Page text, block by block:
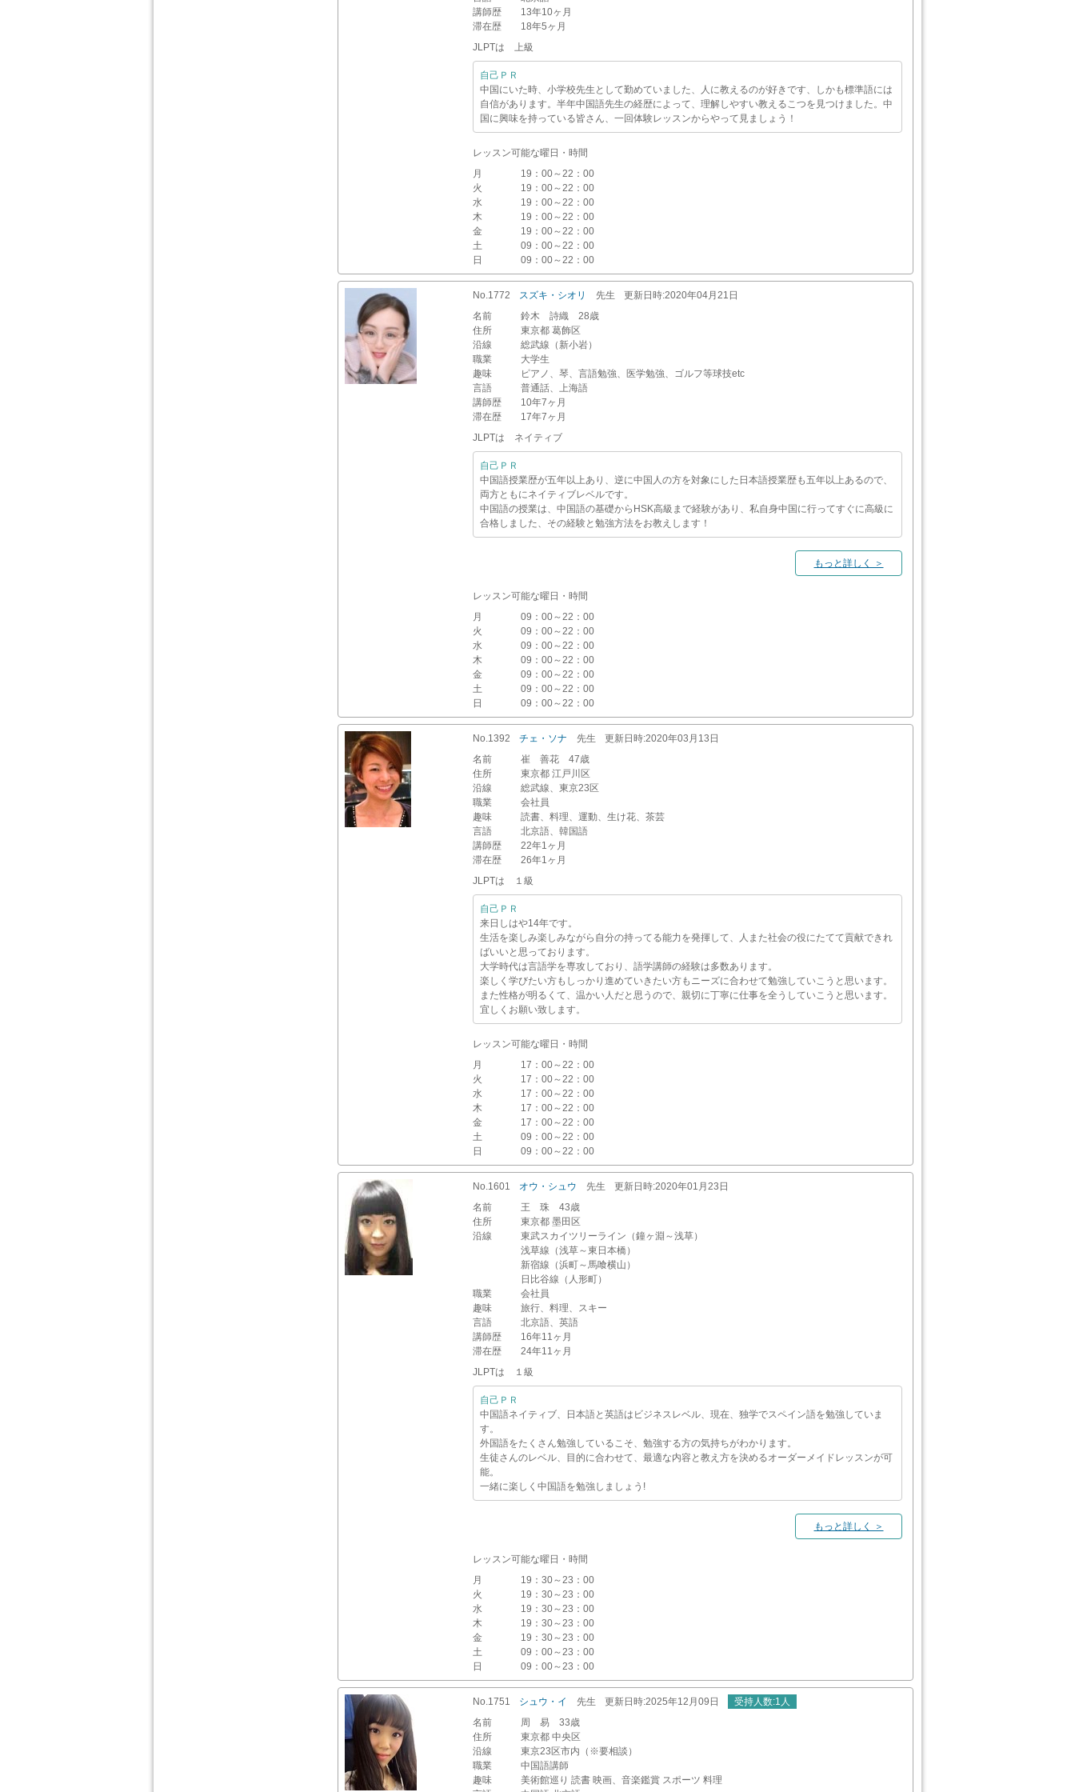
講師歴
13年10ヶ月
滞在歴
18年5ヶ月
JLPTは 上級
自己ＰＲ
中国にいた時、小学校先生として勤めていました、人に教えるのが好きです、しかも標準語には
自信があります。半年中国語先生の経歴によって、理解しやすい教えるこつを見つけました。中
国に興味を持っている皆さん、一回体験レッスンからやって見ましょう！
レッスン可能な曜日・時間
月
19：00～22：00
火
19：00～22：00
水
19：00～22：00
木
19：00～22：00
金
19：00～22：00
土
09：00～22：00
日
09：00～22：00
No.1772 スズキ・シオリ 先生 更新日時:2020年04月21日
名前
鈴木 詩織 28歳
住所
東京都 葛飾区
沿線
総武線（新小岩）
職業
大学生
趣味
ピアノ、琴、言語勉強、医学勉強、ゴルフ等球技etc
言語
普通話、上海語
講師歴
10年7ヶ月
滞在歴
17年7ヶ月
JLPTは ネイティブ
自己ＰＲ
中国語授業歴が五年以上あり、逆に中国人の方を対象にした日本語授業歴も五年以上あるので、
両方ともにネイティブレベルです。
中国語の授業は、中国語の基礎からHSK高級まで経験があり、私自身中国に行ってすぐに高級に
合格しました、その経験と勉強方法をお教えします！
もっと詳しく ＞
レッスン可能な曜日・時間
月
09：00～22：00
火
09：00～22：00
水
09：00～22：00
木
09：00～22：00
金
09：00～22：00
土
09：00～22：00
日
09：00～22：00
No.1392 チェ・ソナ 先生 更新日時:2020年03月13日
名前
崔 善花 47歳
住所
東京都 江戸川区
沿線
総武線、東京23区
職業
会社員
趣味
読書、料理、運動、生け花、茶芸
言語
北京語、韓国語
講師歴
22年1ヶ月
滞在歴
26年1ヶ月
JLPTは １級
自己ＰＲ
来日しはや14年です。
生活を楽しみ楽しみながら自分の持ってる能力を発揮して、人また社会の役にたてて貢献できれ
ばいいと思っております。
大学時代は言語学を専攻しており、語学講師の経験は多数あります。
楽しく学びたい方もしっかり進めていきたい方もニーズに合わせて勉強していこうと思います。
また性格が明るくて、温かい人だと思うので、親切に丁寧に仕事を全うしていこうと思います。
宜しくお願い致します。
レッスン可能な曜日・時間
月
17：00～22：00
火
17：00～22：00
水
17：00～22：00
木
17：00～22：00
金
17：00～22：00
土
09：00～22：00
日
09：00～22：00
No.1601 オウ・シュウ 先生 更新日時:2020年01月23日
名前
王 珠 43歳
住所
東京都 墨田区
沿線
東武スカイツリーライン（鐘ヶ淵～浅草）
浅草線（浅草～東日本橋）
新宿線（浜町～馬喰横山）
日比谷線（人形町）
職業
会社員
趣味
旅行、料理、スキー
言語
北京語、英語
講師歴
16年11ヶ月
滞在歴
24年11ヶ月
JLPTは １級
自己ＰＲ
中国語ネイティブ、日本語と英語はビジネスレベル、現在、独学でスペイン語を勉強していま
す。
外国語をたくさん勉強しているこそ、勉強する方の気持ちがわかります。
生徒さんのレベル、目的に合わせて、最適な内容と教え方を決めるオーダーメイドレッスンが可
能。
一緒に楽しく中国語を勉強しましょう!
もっと詳しく ＞
レッスン可能な曜日・時間
月
19：30～23：00
火
19：30～23：00
水
19：30～23：00
木
19：30～23：00
金
19：30～23：00
土
09：00～23：00
日
09：00～23：00
No.1751 シュウ・イ 先生 更新日時:2025年12月09日 受持人数:1人
名前
周 易 33歳
住所
東京都 中央区
沿線
東京23区市内（※要相談）
職業
中国語講師
趣味
美術館巡り 読書 映画、音楽鑑賞 スポーツ 料理